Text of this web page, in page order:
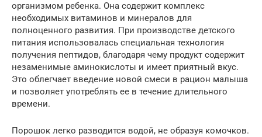
организмом ребенка. Она содержит комплекс
необходимых витаминов и минералов для
полноценного развития. При производстве детского
питания использовалась специальная технология
получения пептидов, благодаря чему продукт содержит
незаменимые аминокислоты и имеет приятный вкус.
Это облегчает введение новой смеси в рацион малыша
и позволяет употреблять ее в течение длительного
времени.
Порошок легко разводится водой, не образуя комочков.